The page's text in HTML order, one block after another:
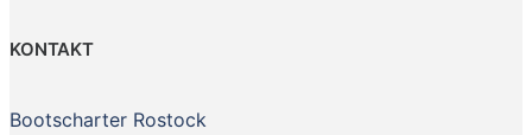
KONTAKT
Bootscharter Rostock